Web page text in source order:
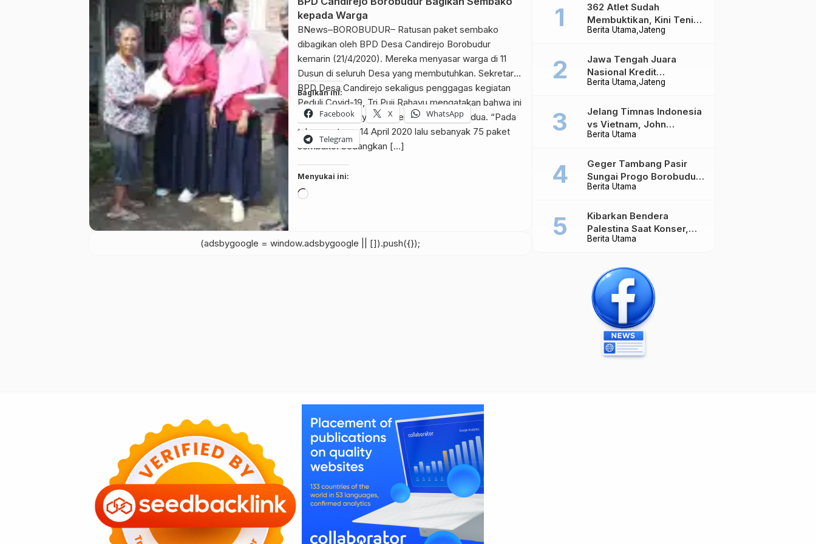
kepada Warga
BNews–BOROBUDUR– Ratusan paket sembako
dibagikan oleh BPD Desa Candirejo Borobudur
kemarin (21/4/2020). Mereka menyasar warga di 11
Dusun di seluruh Desa yang membutuhkan. Sekretaris
BPD Desa Candirejo sekaligus penggagas kegiatan
Peduli Covid-19, Tri Puji Rahayu mengatakan bahwa ini
merupakan penyaluran sembako tahap kedua. “Pada
tahap pertama 14 April 2020 lalu sebanyak 75 paket
sembako. Sedangkan […]
Bagikan ini:
Facebook X WhatsApp
Telegram
Menyukai ini:
Memuat...
(adsbygoogle = window.adsbygoogle || []).push({});
Berita Utama Jateng
362 Atlet Sudah
Membuktikan, Kini Tenis
Meja Jateng Dibidik Jadi
Berita Utama Jateng
Jawa Tengah Juara
Nasional Kredit
Perumahan, Realisasi
Berita Utama
Jelang Timnas Indonesia
vs Vietnam, John
Herdman Ungkap Hal
Berita Utama
Geger Tambang Pasir
Sungai Progo Borobudur,
Warga Sambeng Hentikan
Berita Utama
Kibarkan Bendera
Palestina Saat Konser,
Massive Attack Dilarang